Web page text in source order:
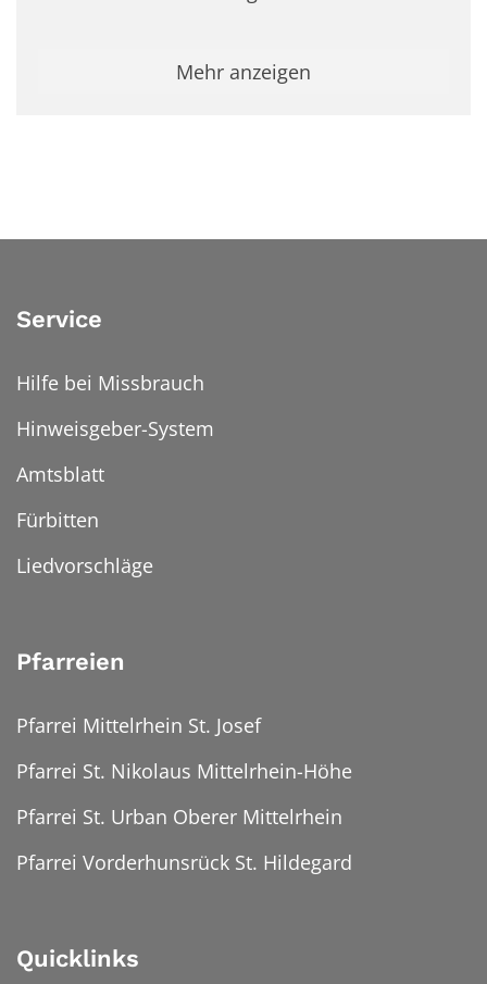
Mehr anzeigen
Service
Hilfe bei Missbrauch
Hinweisgeber-System
Amtsblatt
Fürbitten
Liedvorschläge
Pfarreien
Pfarrei Mittelrhein St. Josef
Pfarrei St. Nikolaus Mittelrhein-Höhe
Pfarrei St. Urban Oberer Mittelrhein
Pfarrei Vorderhunsrück St. Hildegard
Quicklinks